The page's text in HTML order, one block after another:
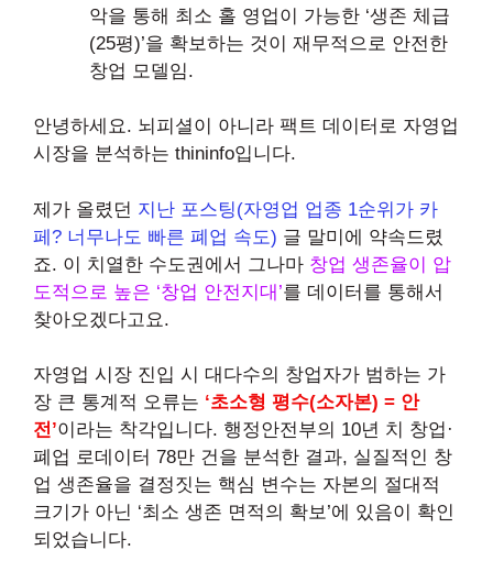
악을 통해 최소 홀 영업이 가능한 ‘생존 체급
(25평)’을 확보하는 것이 재무적으로 안전한
창업 모델임.
안녕하세요. 뇌피셜이 아니라 팩트 데이터로 자영업
시장을 분석하는 thininfo입니다.
제가 올렸던 지난 포스팅(자영업 업종 1순위가 카
페? 너무나도 빠른 폐업 속도) 글 말미에 약속드렸
죠. 이 치열한 수도권에서 그나마 창업 생존율이 압
도적으로 높은 ‘창업 안전지대’를 데이터를 통해서
찾아오겠다고요.
자영업 시장 진입 시 대다수의 창업자가 범하는 가
장 큰 통계적 오류는 ‘초소형 평수(소자본) = 안
전’이라는 착각입니다. 행정안전부의 10년 치 창업·
폐업 로데이터 78만 건을 분석한 결과, 실질적인 창
업 생존율을 결정짓는 핵심 변수는 자본의 절대적
크기가 아닌 ‘최소 생존 면적의 확보’에 있음이 확인
되었습니다.